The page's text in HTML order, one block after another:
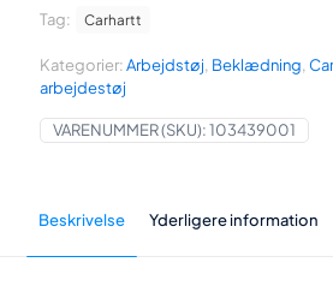
Forklæde
brun
eller
sort
farve
antal
VARENUMMER (SKU):103439001
Kategorier:Arbejdstøj, Beklædning,
arbejdestøj
Tag: Carhartt
Beskrivelse Yderligere information